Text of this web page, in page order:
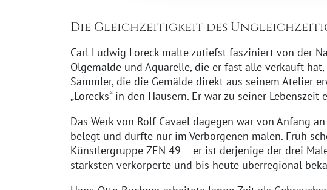
Die Gleichzeitigkeit des
Carl Ludwig Loreck malte zutiefst fasziniert von der
Ölgemälde und Aquarelle, die er fast alle verkauft
Sammler, die die Gemälde direkt aus seinem Atelier
„Lorecks“ in den Häusern. Er war zu seiner
Das Werk von Rolf Cavael dagegen war von Anfang
belegt und durfte nur im Verborgenen malen. Früh
Künstlergruppe ZEN 49 – er ist derjenige der drei
stärksten verkörperte und bis heute überregional